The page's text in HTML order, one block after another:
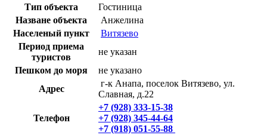
Тип объекта
Гостиница
Назване объекта
Анжелина
Населеный пункт
Витязево
Период приема
туристов
не указан
Пешком до моря
не указано
Адрес
г-к Анапа, поселок Витязево, ул.
Славная, д.22
Телефон
+7 (928) 333-15-38
+7 (928) 345-44-64
+7 (918) 051-55-88